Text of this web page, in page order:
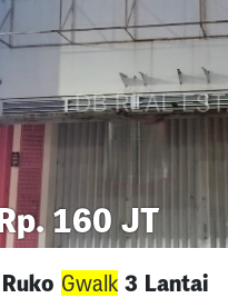
160 JT
Ruko Gwalk 3 Lantai